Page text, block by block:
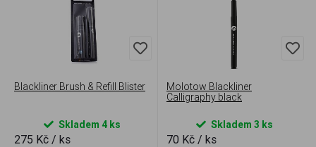
Blackliner Brush & Refill Blister
Skladem 4 ks
275 Kč / ks
Molotow Blackliner
Calligraphy black
Skladem 3 ks
70 Kč / ks